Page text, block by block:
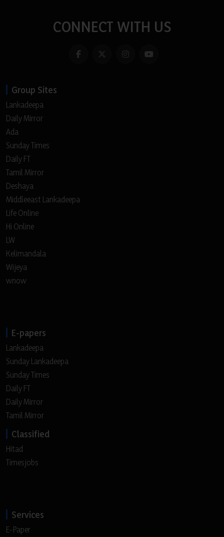
CONNECT WITH US
Group Sites
Lankadeepa
Daily Mirror
Ada
Sunday Times
Daily FT
Tamil Mirror
Deshaya
Middleeast Lankadeepa
Life Online
Hi Online
LW
Kelimandala
Wijeya
wnow
E-papers
Lankadeepa
Sunday Lankadeepa
Sunday Times
Daily FT
Daily Mirror
Tamil Mirror
Classified
Hitad
Timesjobs
Services
E-Paper